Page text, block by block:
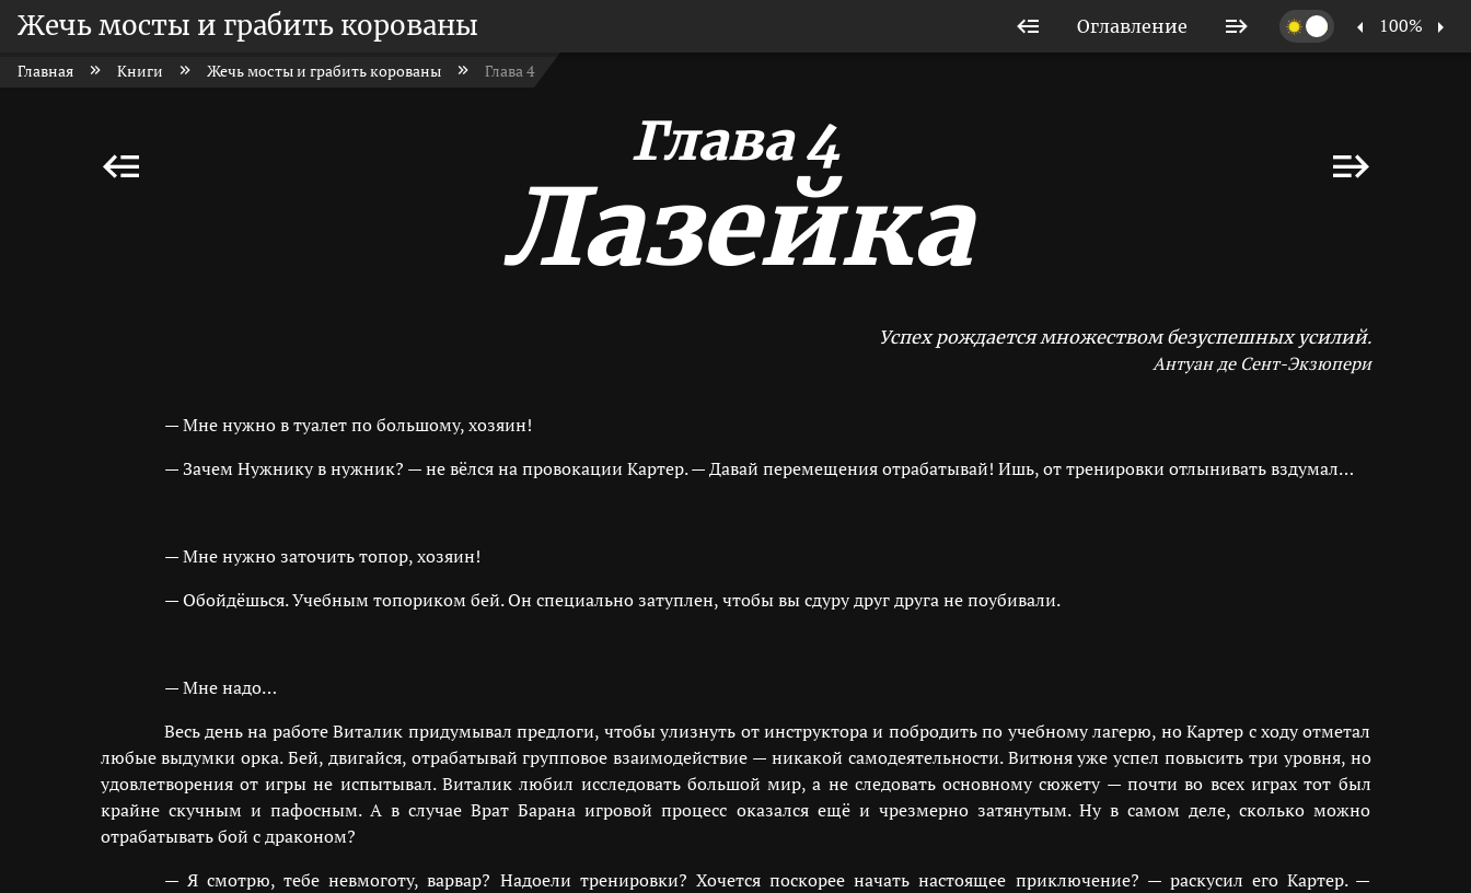
Жечь мосты и грабить корованы Оглавление 100%
Главная Книги Жечь мосты и грабить корованы Глава 4
Глава 4
Лазейка
Успех рождается множеством безуспешных усилий.
Антуан де Сент-Экзюпери
— Мне нужно в туалет по большому, хозяин!
— Зачем Нужнику в нужник? — не вёлся на провокации Картер. — Давай перемещения отрабатывай! Ишь, от тренировки отлынивать вздумал…
— Мне нужно заточить топор, хозяин!
— Обойдёшься. Учебным топориком бей. Он специально затуплен, чтобы вы сдуру друг друга не поубивали.
— Мне надо…
Весь день на работе Виталик придумывал предлоги, чтобы улизнуть от инструктора и побродить по учебному лагерю, но Картер с ходу отметал
любые выдумки орка. Бей, двигайся, отрабатывай групповое взаимодействие — никакой самодеятельности. Витюня уже успел повысить три уровня, но
удовлетворения от игры не испытывал. Виталик любил исследовать большой мир, а не следовать основному сюжету — почти во всех играх тот был
крайне скучным и пафосным. А в случае Врат Барана игровой процесс оказался ещё и чрезмерно затянутым. Ну в самом деле, сколько можно
отрабатывать бой с драконом?
— Я смотрю, тебе невмоготу, варвар? Надоели тренировки? Хочется поскорее начать настоящее приключение? — раскусил его Картер. —